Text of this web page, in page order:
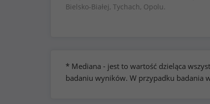
Bielsko-Białej, Tychach, Opolu.
* Mediana - jest to wartość dzieląca
badaniu wyników. W przypadku badania